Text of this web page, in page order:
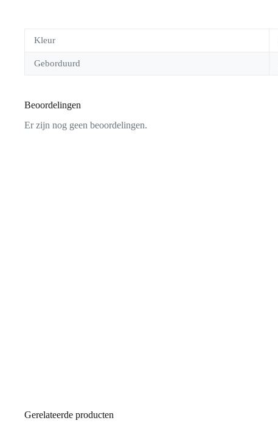
Kleur
Geborduurd
Beoordelingen
Er zijn nog geen beoordelingen.
Gerelateerde producten